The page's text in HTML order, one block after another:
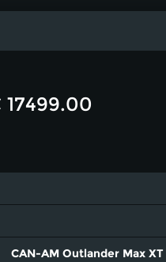
17499.00
CAN-AM Outlander Max XT